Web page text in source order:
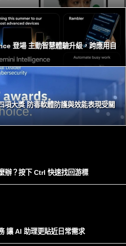
登場 主動智慧體驗升級，跨應用自
大獎 防毒軟體防護與效能表現受關
辦？按下 Ctrl 快速找回游標
讓 AI 助理更貼近日常需求